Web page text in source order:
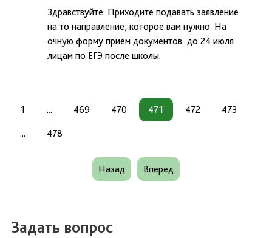
Здравствуйте. Приходите подавать заявление
на то направление, которое вам нужно. На
очную форму приём документов до 24 июля
лицам по ЕГЭ после школы.
1 ... 469 470 471 472 473
... 478
Назад Вперед
Задать вопрос